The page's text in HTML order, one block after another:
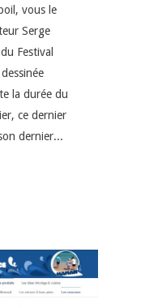
vous le
Serge
Festival
la durée du
ce dernier
dernier...